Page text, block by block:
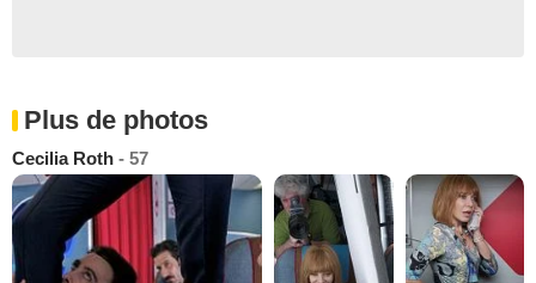
Plus de photos
Cecilia Roth - 57